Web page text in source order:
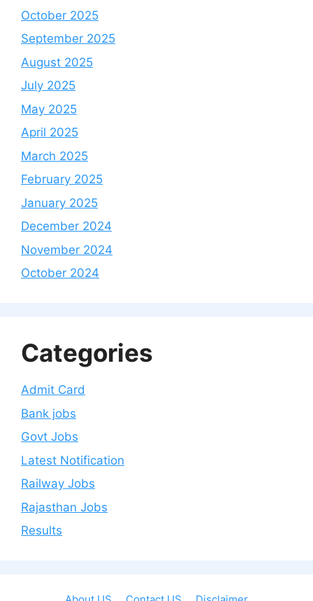
October 2025
September 2025
August 2025
July 2025
May 2025
April 2025
March 2025
February 2025
January 2025
December 2024
November 2024
October 2024
Categories
Admit Card
Bank jobs
Govt Jobs
Latest Notification
Railway Jobs
Rajasthan Jobs
Results